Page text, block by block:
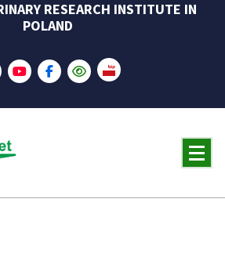
RESEARCH INSTITUTE IN
POLAND